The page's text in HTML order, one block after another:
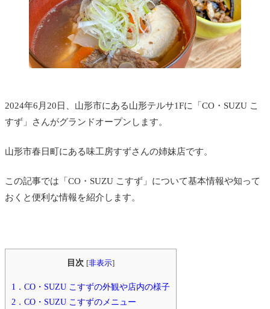
2024年6月20日、山形市にある山形テルサ1Fに「CO・SUZU こ
すず」さんがグランドオープンします。
山形市春日町にある味工房すずさんの姉妹店です。
この記事では 「CO・SUZU こすず」について基本情報や知って
おくと便利な情報を紹介します。
目次 [非表示]
1．CO・SUZU こすずの外観や店内の様子
2．CO・SUZU こすずのメニュー